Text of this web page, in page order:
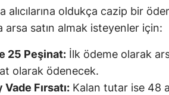
alıcılarına oldukça cazip bir
arsa satın almak isteyenler için:
25 Peşinat: İlk ödeme olarak
olarak ödenecek.
Vade Fırsatı: Kalan tutar ise 48